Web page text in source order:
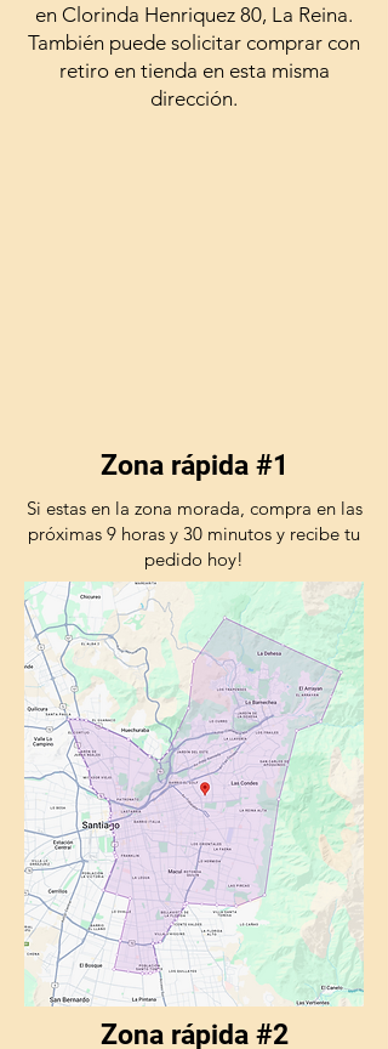
en Clorinda Henriquez 80, La Reina.
También puede solicitar comprar con
retiro en tienda en esta misma
dirección.
Zona rápida #1
Si estas en la zona morada, compra en las
próximas 9 horas y 30 minutos y recibe tu
pedido hoy!
Zona rápida #2